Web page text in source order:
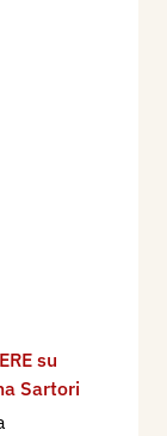
su
Sartori